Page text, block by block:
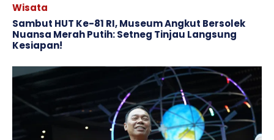
Wisata
Sambut HUT Ke-81 RI, Museum Angkut Bersolek
Nuansa Merah Putih: Setneg Tinjau Langsung
Kesiapan!